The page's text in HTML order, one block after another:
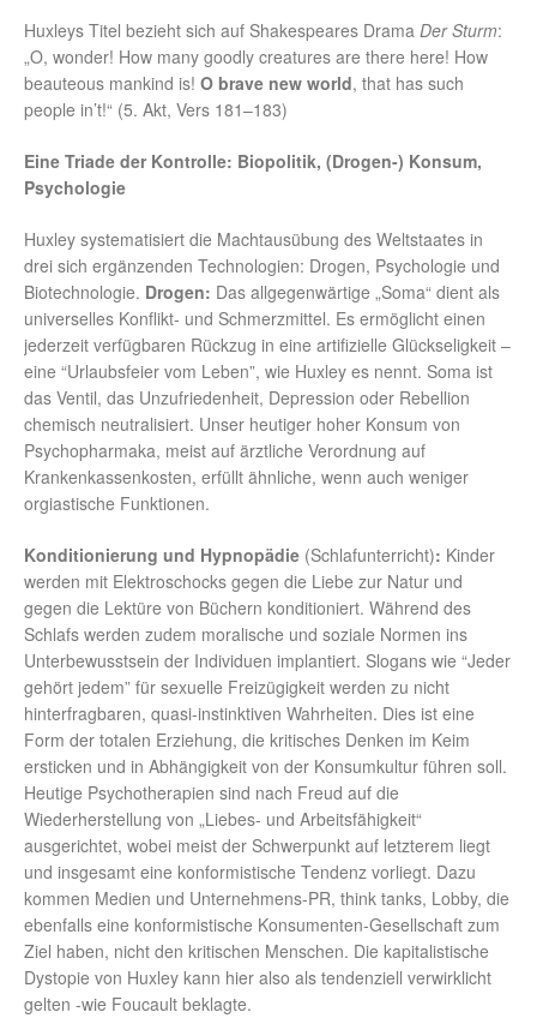
Huxleys Titel bezieht sich auf Shakespeares Drama Der Sturm:
„O, wonder! How many goodly creatures are there here! How
beauteous mankind is! O brave new world, that has such
people in’t!“ (5. Akt, Vers 181–183)
Eine Triade der Kontrolle: Biopolitik, (Drogen-) Konsum,
Psychologie
Huxley systematisiert die Machtausübung des Weltstaates in
drei sich ergänzenden Technologien: Drogen, Psychologie und
Biotechnologie. Drogen: Das allgegenwärtige „Soma“ dient als
universelles Konflikt- und Schmerzmittel. Es ermöglicht einen
jederzeit verfügbaren Rückzug in eine artifizielle Glückseligkeit –
eine “Urlaubsfeier vom Leben”, wie Huxley es nennt. Soma ist
das Ventil, das Unzufriedenheit, Depression oder Rebellion
chemisch neutralisiert. Unser heutiger hoher Konsum von
Psychopharmaka, meist auf ärztliche Verordnung auf
Krankenkassenkosten, erfüllt ähnliche, wenn auch weniger
orgiastische Funktionen.
Konditionierung und Hypnopädie (Schlafunterricht): Kinder
werden mit Elektroschocks gegen die Liebe zur Natur und
gegen die Lektüre von Büchern konditioniert. Während des
Schlafs werden zudem moralische und soziale Normen ins
Unterbewusstsein der Individuen implantiert. Slogans wie “Jeder
gehört jedem” für sexuelle Freizügigkeit werden zu nicht
hinterfragbaren, quasi-instinktiven Wahrheiten. Dies ist eine
Form der totalen Erziehung, die kritisches Denken im Keim
ersticken und in Abhängigkeit von der Konsumkultur führen soll.
Heutige Psychotherapien sind nach Freud auf die
Wiederherstellung von „Liebes- und Arbeitsfähigkeit“
ausgerichtet, wobei meist der Schwerpunkt auf letzterem liegt
und insgesamt eine konformistische Tendenz vorliegt. Dazu
kommen Medien und Unternehmens-PR, think tanks, Lobby, die
ebenfalls eine konformistische Konsumenten-Gesellschaft zum
Ziel haben, nicht den kritischen Menschen. Die kapitalistische
Dystopie von Huxley kann hier also als tendenziell verwirklicht
gelten -wie Foucault beklagte.